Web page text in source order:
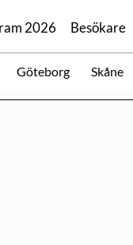
2026 Besökare
Göteborg Skåne